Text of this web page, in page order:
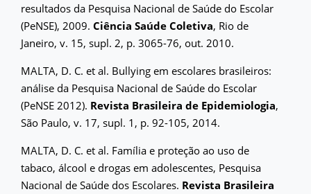
resultados da Pesquisa Nacional de Saúde do Escolar
(PeNSE), 2009. Ciência Saúde Coletiva, Rio de
Janeiro, v. 15, supl. 2, p. 3065-76, out. 2010.
MALTA, D. C. et al. Bullying em escolares brasileiros:
análise da Pesquisa Nacional de Saúde do Escolar
(PeNSE 2012). Revista Brasileira de Epidemiologia,
São Paulo, v. 17, supl. 1, p. 92-105, 2014.
MALTA, D. C. et al. Família e proteção ao uso de
tabaco, álcool e drogas em adolescentes, Pesquisa
Nacional de Saúde dos Escolares. Revista Brasileira